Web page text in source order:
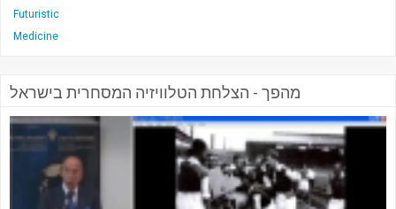
Futuristic
Medicine
מהפך - הצלחת הטלוויזיה המסחרית בישראל